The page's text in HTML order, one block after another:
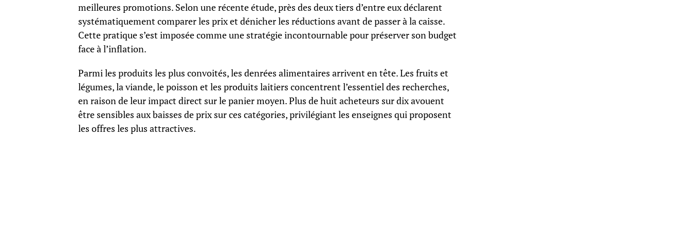
meilleures promotions. Selon une récente étude, près des deux tiers d’entre eux déclarent
systématiquement comparer les prix et dénicher les réductions avant de passer à la caisse.
Cette pratique s’est imposée comme une stratégie incontournable pour préserver son budget
face à l’inflation.
Parmi les produits les plus convoités, les denrées alimentaires arrivent en tête. Les fruits et
légumes, la viande, le poisson et les produits laitiers concentrent l’essentiel des recherches,
en raison de leur impact direct sur le panier moyen. Plus de huit acheteurs sur dix avouent
être sensibles aux baisses de prix sur ces catégories, privilégiant les enseignes qui proposent
les offres les plus attractives.